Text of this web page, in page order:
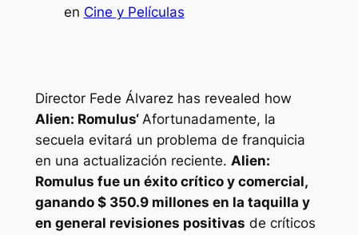
en Cine y Películas
Director Fede Álvarez has revealed how
Alien: Romulus‘ Afortunadamente, la
secuela evitará un problema de franquicia
en una actualización reciente. Alien:
Romulus fue un éxito crítico y comercial,
ganando $ 350.9 millones en la taquilla y
en general revisiones positivas de críticos